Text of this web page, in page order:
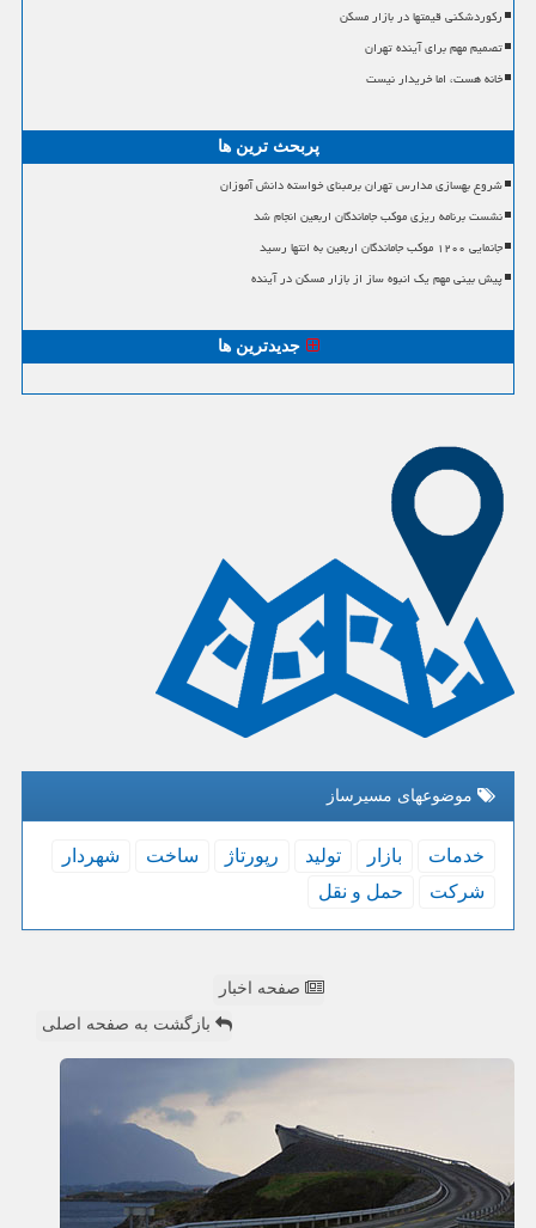
رکوردشکنی قیمتها در بازار مسکن
تصمیم مهم برای آینده تهران
خانه هست، اما خریدار نیست
پربحث ترین ها
شروع بهسازی مدارس تهران برمبنای خواسته دانش آموزان
نشست برنامه ریزی موکب جاماندگان اربعین انجام شد
جانمایی ۱۲۰۰ موکب جاماندگان اربعین به انتها رسید
پیش بینی مهم یک انبوه ساز از بازار مسکن در آینده
جدیدترین ها
موضوعهای مسیرساز
خدمات بازار تولید رپورتاژ ساخت
شهردار
شركت
حمل و نقل
صفحه اخبار
بازگشت به صفحه اصلی